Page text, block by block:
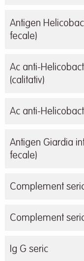
Antigen
fecale)
Ac anti-
(calitativ)
Ac anti-
Antigen Giardia
fecale)
Complement
Complement
Ig G seric